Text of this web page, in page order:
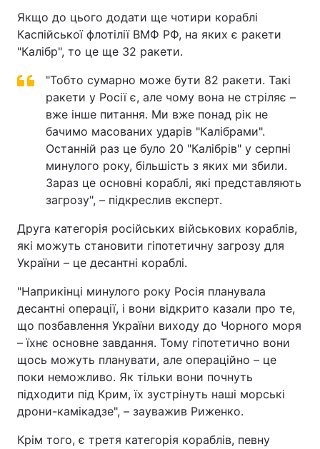
Якщо до цього додати ще чотири кораблі
Каспійської флотілії ВМФ РФ, на яких є ракети
"Калібр", то це ще 32 ракети.
"Тобто сумарно може бути 82 ракети. Такі
ракети у Росії є, але чому вона не стріляє –
вже інше питання. Ми вже понад рік не
бачимо масованих ударів "Калібрами".
Останній раз це було 20 "Калібрів" у серпні
минулого року, більшість з яких ми збили.
Зараз це основні кораблі, які представляють
загрозу", – підкреслив експерт.
Друга категорія російських військових кораблів,
які можуть становити гіпотетичну загрозу для
України – це десантні кораблі.
"Наприкінці минулого року Росія планувала
десантні операції, і вони відкрито казали про те,
що позбавлення України виходу до Чорного моря
– їхнє основне завдання. Тому гіпотетично вони
щось можуть планувати, але операційно – це
поки неможливо. Як тільки вони почнуть
підходити під Крим, їх зустрінуть наші морські
дрони-камікадзе", – зауважив Риженко.
Крім того, є третя категорія кораблів, певну